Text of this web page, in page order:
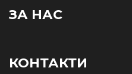
ЗА НАС
КОНТАКТИ